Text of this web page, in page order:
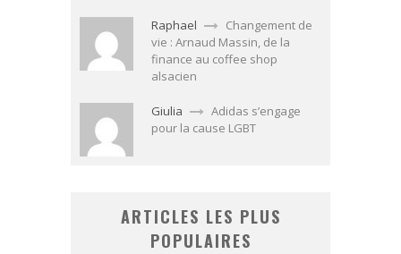
Raphael
Changement de
vie : Arnaud Massin, de la
finance au coffee shop
alsacien
Giulia
Adidas s’engage
pour la cause LGBT
ARTICLES LES PLUS
POPULAIRES